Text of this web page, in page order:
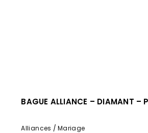
BAGUE ALLIANCE – DIAMANT –
Alliances Mariage